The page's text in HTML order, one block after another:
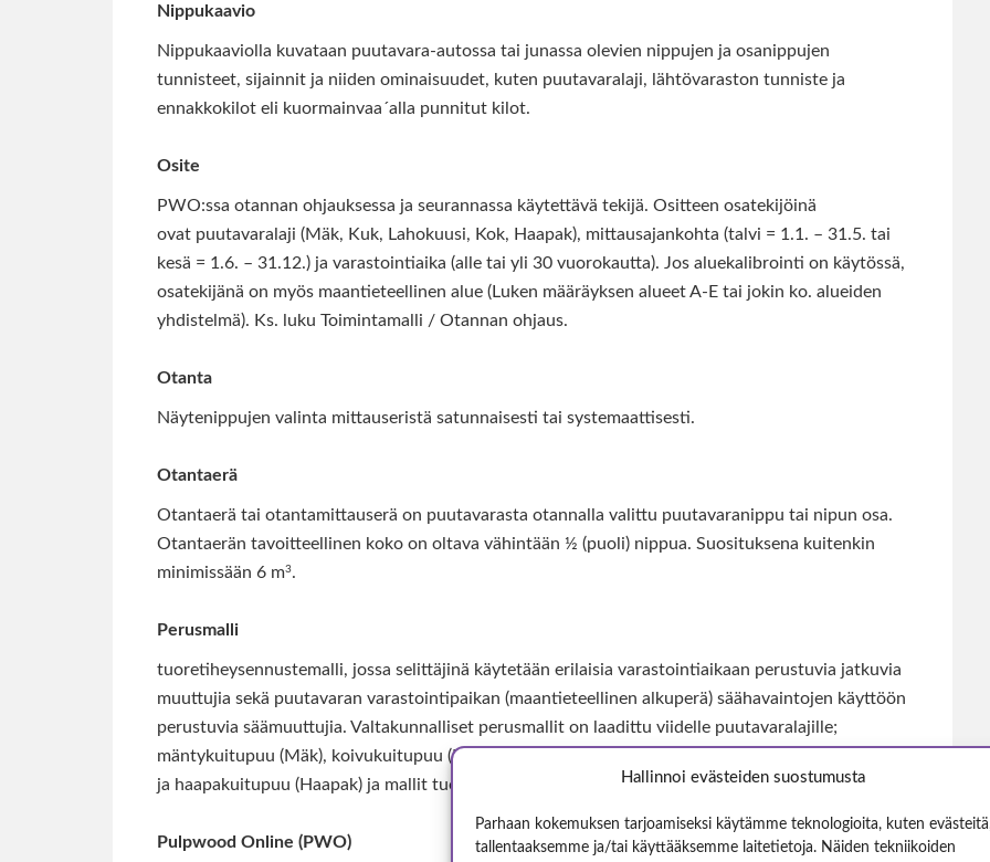
Hallinnoi evästeiden suostumusta
Parhaan kokemuksen tarjoamiseksi käytämme teknologioita, kuten
tallentaaksemme ja/tai käyttääksemme laitetietoja. Näiden tekniikoiden
Nippukaavio
Nippukaaviolla kuvataan puutavara-autossa tai junassa olevien nippujen ja osanippujen
tunnisteet, sijainnit ja niiden ominaisuudet, kuten puutavaralaji, lähtövaraston tunniste ja
ennakkokilot eli kuormainvaa´alla punnitut kilot.
Osite
PWO:ssa otannan ohjauksessa ja seurannassa käytettävä tekijä. Ositteen osatekijöinä
ovat puutavaralaji (Mäk, Kuk, Lahokuusi, Kok, Haapak), mittausajankohta (talvi = 1.1. – 31.5. tai
kesä = 1.6. – 31.12.) ja varastointiaika (alle tai yli 30 vuorokautta). Jos aluekalibrointi on käytössä,
osatekijänä on myös maantieteellinen alue (Luken määräyksen alueet A-E tai jokin ko. alueiden
yhdistelmä). Ks. luku Toimintamalli / Otannan ohjaus.
Otanta
Näytenippujen valinta mittauseristä satunnaisesti tai systemaattisesti.
Otantaerä
Otantaerä tai otantamittauserä on puutavarasta otannalla valittu puutavaranippu tai nipun osa.
Otantaerän tavoitteellinen koko on oltava vähintään ½ (puoli) nippua. Suosituksena kuitenkin
minimissään 6 m3.
Perusmalli
tuoretiheysennustemalli, jossa selittäjinä käytetään erilaisia varastointiaikaan perustuvia jatkuvia
muuttujia sekä puutavaran varastointipaikan (maantieteellinen alkuperä) säähavaintojen käyttöön
perustuvia säämuuttujia. Valtakunnalliset perusmallit on laadittu viidelle puutavaralajille;
mäntykuitupuu (Mäk), koivukuitupuu (Kok), kuusikuitupuu (Kuk), lahokuusikuitupuu (Lahokuusi)
ja haapakuitupuu (Haapak) ja mallit tuottavat mittauseräkohtaisia tuoretiheyslukuja.
Pulpwood Online (PWO)